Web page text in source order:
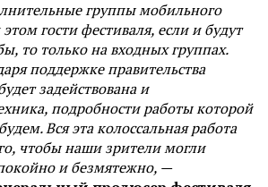
группы мобильного
гости фестиваля, если и будут
то только на входных группах.
поддержке правительства
задействована и
подробности работы которой
Вся эта колоссальная работа
чтобы наши зрители могли
и безмятежно, —